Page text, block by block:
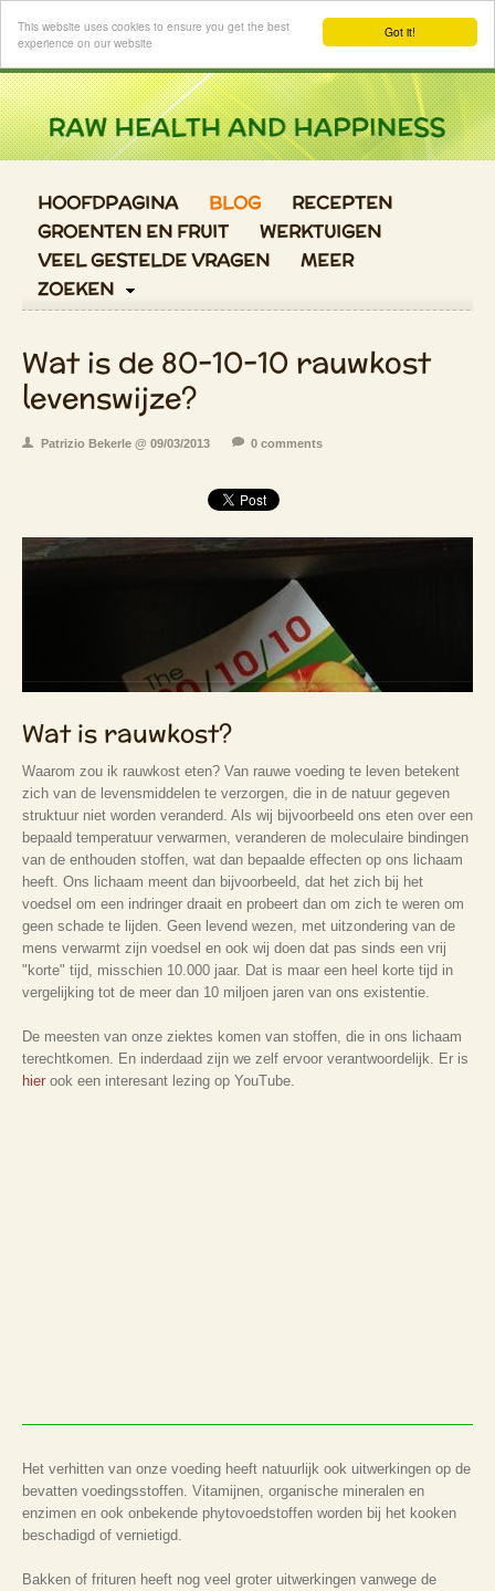
Got it!
This website uses cookies to ensure you get the best
experience on our website
Login
HOOFDPAGINA BLOG
RECEPTEN
GROENTEN EN FRUIT
WERKTUIGEN
VEEL GESTELDE VRAGEN
MEER
ZOEKEN
Wat is de 80-10-10 rauwkost
levenswijze?
Patrizio Bekerle @ 09/03/2013 0 comments
Wat is rauwkost?
Waarom zou ik rauwkost eten? Van rauwe voeding te leven betekent
zich van de levensmiddelen te verzorgen, die in de natuur gegeven
struktuur niet worden veranderd. Als wij bijvoorbeeld ons eten over een
bepaald temperatuur verwarmen, veranderen de moleculaire bindingen
van de enthouden stoffen, wat dan bepaalde effecten op ons lichaam
heeft. Ons lichaam meent dan bijvoorbeeld, dat het zich bij het
voedsel om een indringer draait en probeert dan om zich te weren om
geen schade te lijden. Geen levend wezen, met uitzondering van de
mens verwarmt zijn voedsel en ook wij doen dat pas sinds een vrij
"korte" tijd, misschien 10.000 jaar. Dat is maar een heel korte tijd in
vergelijking tot de meer dan 10 miljoen jaren van ons existentie.
De meesten van onze ziektes komen van stoffen, die in ons lichaam
terechtkomen. En inderdaad zijn we zelf ervoor verantwoordelijk. Er is
hier ook een interesant lezing op YouTube.
Het verhitten van onze voeding heeft natuurlijk ook uitwerkingen op de
bevatten voedingsstoffen. Vitamijnen, organische mineralen en
enzimen en ook onbekende phytovoedstoffen worden bij het kooken
beschadigd of vernietigd.
Bakken of frituren heeft nog veel groter uitwerkingen vanwege de